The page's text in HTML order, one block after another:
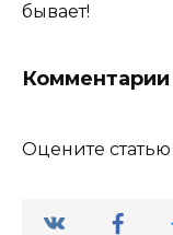
бывает!
Комментарии
Оцените статью